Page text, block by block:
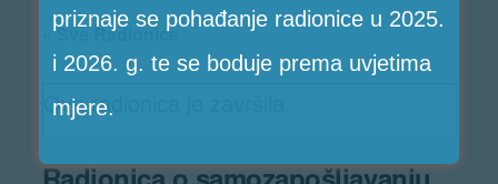
« Sve Radionice
Ova radionica je završila.
priznaje se pohađanje radionice u 2025.
i 2026. g. te se boduje prema uvjetima
mjere.